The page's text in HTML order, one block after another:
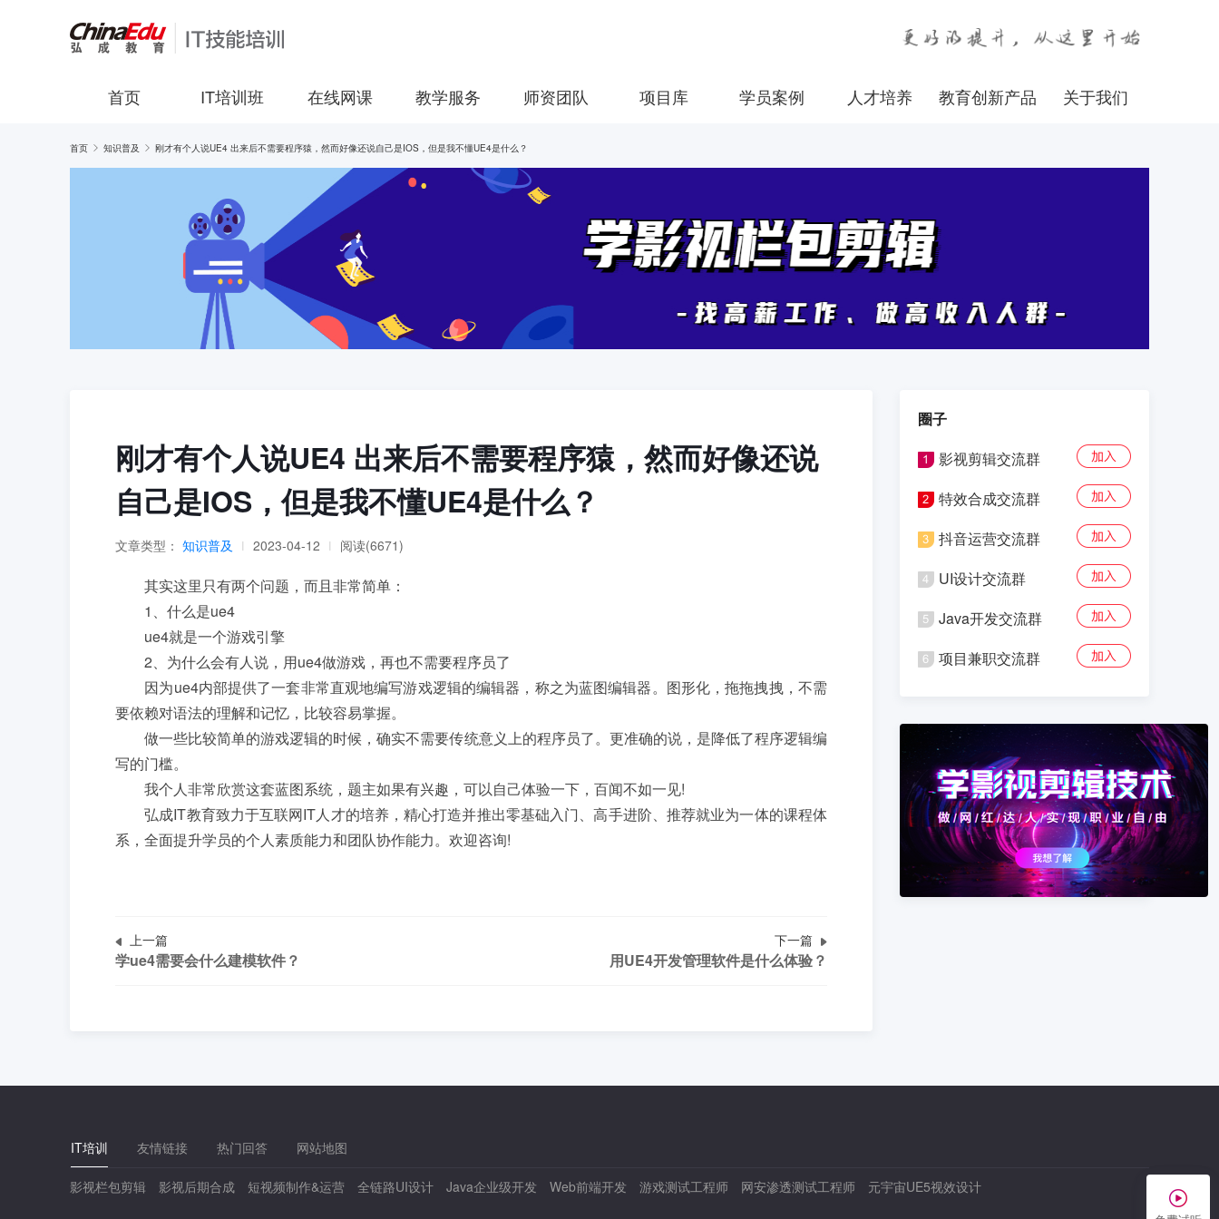
首页 IT培训班 在线网课 教学服务 师资团队 项目库 学员案例 人才培养 教育创新产品 关于我们
首页 知识普及 刚才有个人说UE4 出来后不需要程序猿，然而好像还说自己是IOS，但是我不懂UE4是什么？
刚才有个人说UE4 出来后不需要程序猿，然而好像还说
自己是IOS，但是我不懂UE4是什么？
文章类型： 知识普及 | 2023-04-12 | 阅读(6671)
其实这里只有两个问题，而且非常简单：
1、什么是ue4
ue4就是一个游戏引擎
2、为什么会有人说，用ue4做游戏，再也不需要程序员了
因为ue4内部提供了一套非常直观地编写游戏逻辑的编辑器，称之为蓝图编辑器。图形化，拖拖拽拽，不需
要依赖对语法的理解和记忆，比较容易掌握。
做一些比较简单的游戏逻辑的时候，确实不需要传统意义上的程序员了。更准确的说，是降低了程序逻辑编
写的门槛。
我个人非常欣赏这套蓝图系统，题主如果有兴趣，可以自己体验一下，百闻不如一见!
弘成IT教育致力于互联网IT人才的培养，精心打造并推出零基础入门、高手进阶、推荐就业为一体的课程体
系，全面提升学员的个人素质能力和团队协作能力。欢迎咨询!
上一篇
学ue4需要会什么建模软件？
下一篇
用UE4开发管理软件是什么体验？
圈子
影视剪辑交流群
特效合成交流群
抖音运营交流群
UI设计交流群
Java开发交流群
项目兼职交流群
IT培训 友情链接 热门回答 网站地图
影视栏包剪辑 影视后期合成 短视频制作&运营 全链路UI设计 Java企业级开发 Web前端开发 游戏测试工程师 网安渗透测试工程师 元宇宙UE5视效设计